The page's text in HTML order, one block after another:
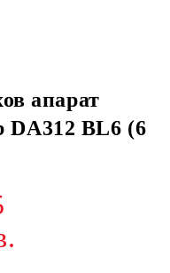
апарат
DA312 BL6 (6